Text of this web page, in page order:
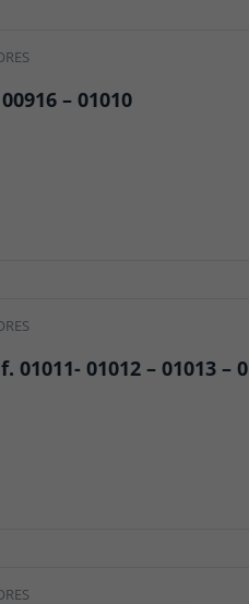
– 01010
01012 – 01013 –